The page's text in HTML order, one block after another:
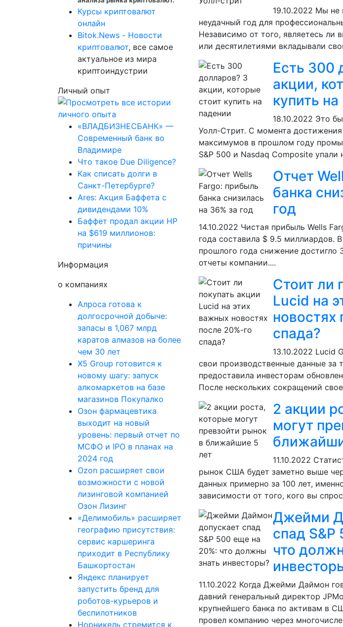
Курсы криптовалют
онлайн
Bitok.News - Новости
криптовалют, все самое
актуальное из мира
криптоиндустрии
Личный опыт
«ВЛАДБИЗНЕСБАНК» —
Современный банк во
Владимире
Что такое Due Diligence?
Как списать долги в
Санкт-Петербурге?
Ares: Акция Баффета с
дивидендами 10%
Баффет продал акции HP
на $619 миллионов:
причины
Информация
о компаниях
Алроса готова к
долгосрочной добыче:
запасы в 1,067 млрд
каратов алмазов на более
чем 30 лет
X5 Group готовится к
новому шагу: запуск
алкомаркетов на базе
магазинов Покупалко
Озон фармацевтика
выходит на новый
уровень: первый отчет по
МСФО и IPO в планах на
2024 год
Ozon расширяет свои
возможности с новой
лизинговой компанией
Озон Лизинг
«Делимобиль» расширяет
географию присутствия:
сервис каршеринга
приходит в Республику
Башкортостан
Яндекс планирует
запустить бренд для
роботов-курьеров и
беспилотников
Норникель стремится к
19.10.2022 Мы не
неудачный год для
Независимо от того, являетесь ли
или десятилетиями вкладывали
Есть 300
акции,
купить
18.10.2022 Это
Уолл-Стрит. С момента
максимумов в прошлом году
S&P 500 и Nasdaq Composite упали
Отчет
банка
год
14.10.2022 Чистая прибыль Wells
года составила $ 9.5 миллиардов.
прошлого года снижение достигло
отчеты компании....
Стоит ли
Lucid на
новостях
спада?
13.10.2022 Lucid
свои производственные данные за
предоставила инвесторам
После нескольких сокращений
2 акции
могут
11.10.2022
рынок США будет заметно выше
данных примерно за 100 лет,
зависимости от того, кого вы
Джейми
спад S&P
что
11.10.2022 Когда Джейми Даймон
давний генеральный директор
крупнейшего банка по активам в
провел компанию через